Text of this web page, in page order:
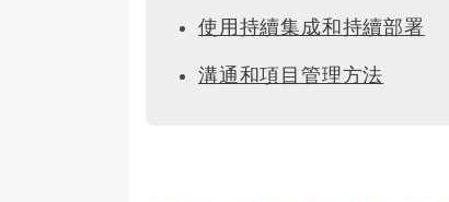
使用持續集成和持續部署
溝通和項目管理方法